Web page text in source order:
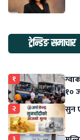
ट्रेन्डिङ समाचार
१
१०
२ सुन